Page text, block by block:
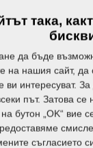
и
иновациите.
така,
да бъде
на нашия сайт,
интересуват.
път. Затова
бутон „OK“ вие
съгласието